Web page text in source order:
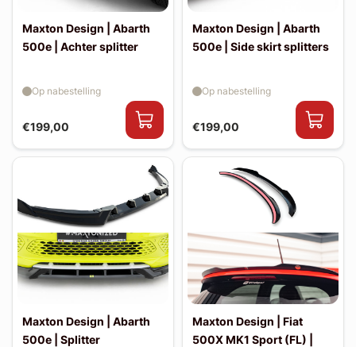
Maxton Design | Abarth
500e | Achter splitter
€199,00
Op nabestelling
Maxton Design | Abarth
500e | Side skirt splitters
€199,00
Op nabestelling
Maxton Design | Abarth
500e | Splitter
Maxton Design | Fiat
500X MK1 Sport (FL) |